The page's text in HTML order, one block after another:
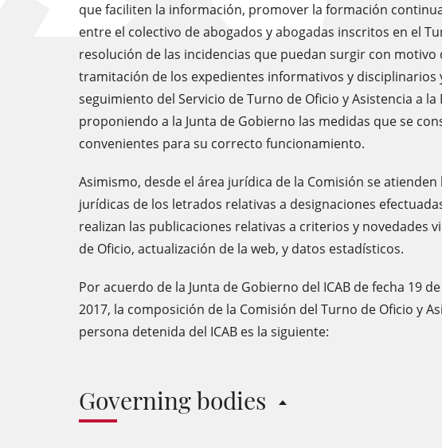
que faciliten la información, promover la formación
entre el colectivo de abogados y abogadas inscritos en el
resolución de las incidencias que puedan surgir con motivo
tramitación de los expedientes informativos y disciplinarios
seguimiento del Servicio de Turno de Oficio y Asistencia a
proponiendo a la Junta de Gobierno las medidas que se
convenientes para su correcto funcionamiento.
Asimismo, desde el área jurídica de la Comisión se atienden
jurídicas de los letrados relativas a designaciones
realizan las publicaciones relativas a criterios y novedades
de Oficio, actualización de la web, y datos estadísticos.
Por acuerdo de la Junta de Gobierno del ICAB de fecha 19
2017, la composición de la Comisión del Turno de Oficio y
persona detenida del ICAB es la siguiente:
Governing bodies